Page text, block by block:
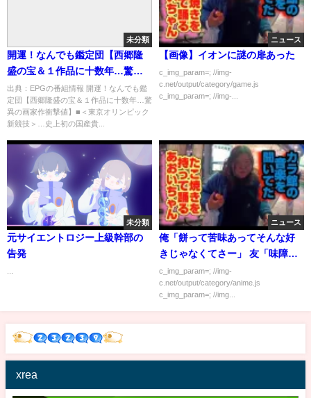
未分類
開運！なんでも鑑定団【西郷隆
盛の宝＆１作品に十数年…驚異
の画家作衝撃値】[字]…の番組内
容解析まとめ
出典：EPGの番組情報 開運！なんでも鑑
定団【西郷隆盛の宝＆１作品に十数年…驚
異の画家作衝撃値】■＜東京オリンピック
新競技＞…史上初の国産貴...
ニュース
【画像】イオンに謎の扉あった
c_img_param=; //img-
c.net/output/category/game.js
c_img_param=; //img-...
未分類
元サイエントロジー上級幹部の
告発
ニュース
俺「餅って苦味あってそんな好
きじゃなくてさー」 友「味障乙
ｗｗｗ」 俺「ｗｗｗｗｗ」
c_img_param=; //img-
c.net/output/category/anime.js
c_img_param=; //img...
xrea